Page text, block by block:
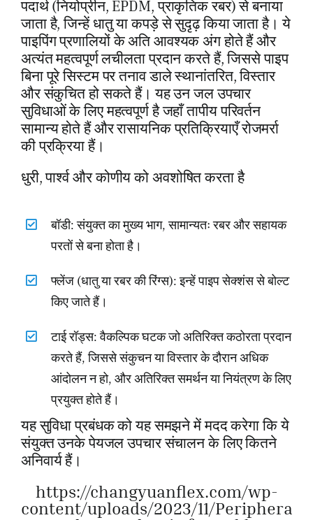
पदार्थ (नियोप्रीन, EPDM, प्राकृतिक रबर) से बनाया
जाता है, जिन्हें धातु या कपड़े से सुदृढ़ किया जाता है। ये
पाइपिंग प्रणालियों के अति आवश्यक अंग होते हैं और
अत्यंत महत्वपूर्ण लचीलता प्रदान करते हैं, जिससे पाइप
बिना पूरे सिस्टम पर तनाव डाले स्थानांतरित, विस्तार
और संकुचित हो सकते हैं। यह उन जल उपचार
सुविधाओं के लिए महत्वपूर्ण है जहाँ तापीय परिवर्तन
सामान्य होते हैं और रासायनिक प्रतिक्रियाएँ रोजमर्रा
की प्रक्रिया हैं।
धुरी, पार्श्व और कोणीय को अवशोषित करता है
बॉडी: संयुक्त का मुख्य भाग, सामान्यतः रबर और सहायक
परतों से बना होता है।
फ्लेंज (धातु या रबर की रिंग्स): इन्हें पाइप सेक्शंस से बोल्ट
किए जाते हैं।
टाई रॉड्स: वैकल्पिक घटक जो अतिरिक्त कठोरता प्रदान
करते हैं, जिससे संकुचन या विस्तार के दौरान अधिक
आंदोलन न हो, और अतिरिक्त समर्थन या नियंत्रण के लिए
प्रयुक्त होते हैं।
यह सुविधा प्रबंधक को यह समझने में मदद करेगा कि ये
संयुक्त उनके पेयजल उपचार संचालन के लिए कितने
अनिवार्य हैं।
https://changyuanflex.com/wp-
content/uploads/2023/11/Peripheral-